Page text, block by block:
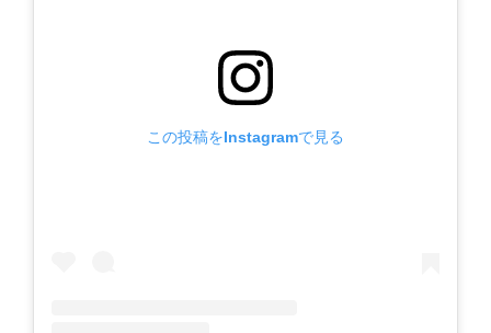
この投稿をInstagramで見る